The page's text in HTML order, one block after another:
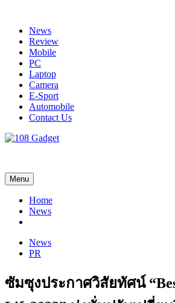
contentNews
Review
Mobile
PC
Laptop
Camera
E-Sport
Automobile
Contact Us
Menu
Home
News
News
PR
ซัมซุงประกาศวิสัยทัศน์